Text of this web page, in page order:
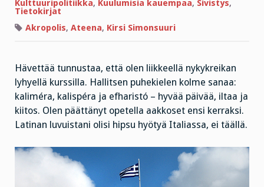
Kulttuuripolitiikka, Kuulumisia kauempaa, Sivistys,
Tietokirjat
Akropolis, Ateena, Kirsi Simonsuuri
Hävettää tunnustaa, että olen liikkeellä nykykreikan
lyhyellä kurssilla. Hallitsen puhekielen kolme sanaa:
kaliméra, kalispéra ja efharistó – hyvää päivää, iltaa ja
kiitos. Olen päättänyt opetella aakkoset ensi kerraksi.
Latinan luvuistani olisi hipsu hyötyä Italiassa, ei täällä.